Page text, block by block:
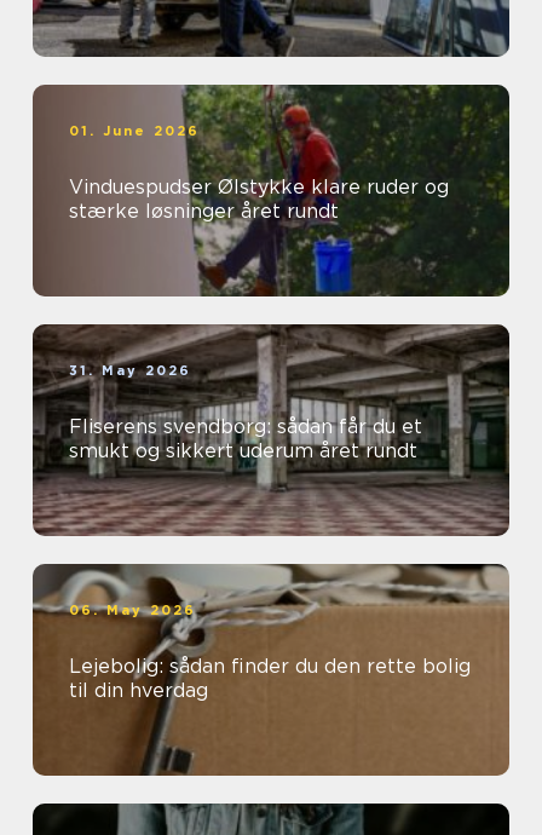
01. June 2026
Vinduespudser Ølstykke klare ruder og
stærke løsninger året rundt
31. May 2026
Fliserens svendborg: sådan får du et
smukt og sikkert uderum året rundt
06. May 2026
Lejebolig: sådan finder du den rette bolig
til din hverdag